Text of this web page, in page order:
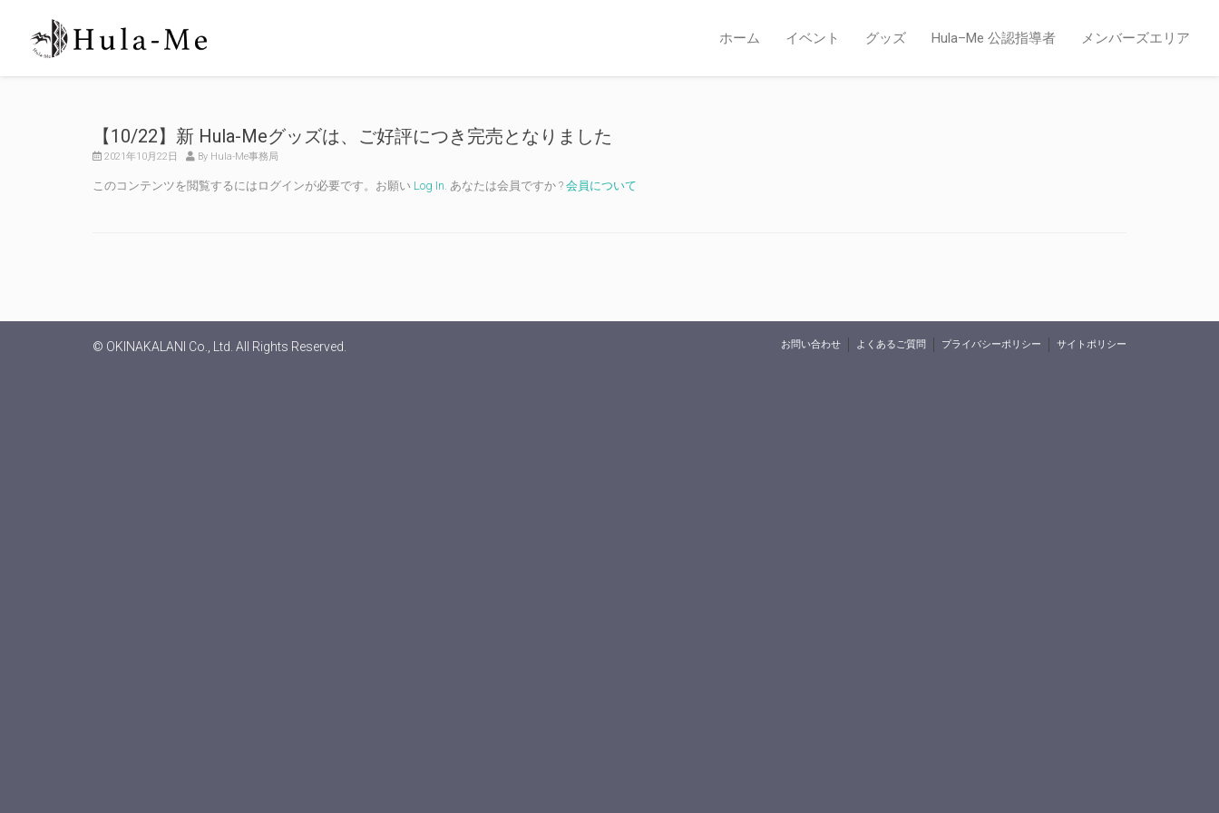
ホーム イベント グッズ Hula–Me 公認指導者 メンバーズエリア
【10/22】新 Hula-Meグッズは、ご好評につき完売となりました
2021年10月22日 By Hula-Me事務局
このコンテンツを閲覧するにはログインが必要です。お願い Log In. あなたは会員ですか ? 会員について
© OKINAKALANI Co., Ltd. All Rights Reserved. お問い合わせ よくあるご質問 プライバシーポリシー サイトポリシー